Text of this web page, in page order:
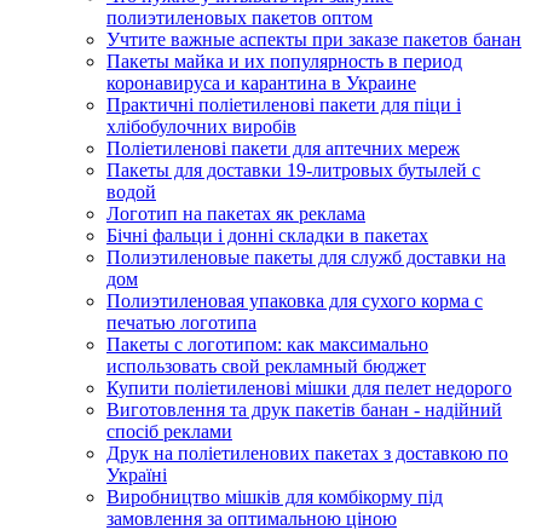
полиэтиленовых пакетов оптом
Учтите важные аспекты при заказе пакетов банан
Пакеты майка и их популярность в период
коронавируса и карантина в Украине
Практичні поліетиленові пакети для піци і
хлібобулочних виробів
Поліетиленові пакети для аптечних мереж
Пакеты для доставки 19-литровых бутылей с
водой
Логотип на пакетах як реклама
Бічні фальци і донні складки в пакетах
Полиэтиленовые пакеты для служб доставки на
дом
Полиэтиленовая упаковка для сухого корма с
печатью логотипа
Пакеты с логотипом: как максимально
использовать свой рекламный бюджет
Купити поліетиленові мішки для пелет недорого
Виготовлення та друк пакетів банан - надійний
спосіб реклами
Друк на поліетиленових пакетах з доставкою по
Україні
Виробництво мішків для комбікорму під
замовлення за оптимальною ціною